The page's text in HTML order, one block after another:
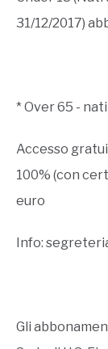
31/12/2017)
* Over 65 -
Accesso
100% (con
euro
Info:
Gli